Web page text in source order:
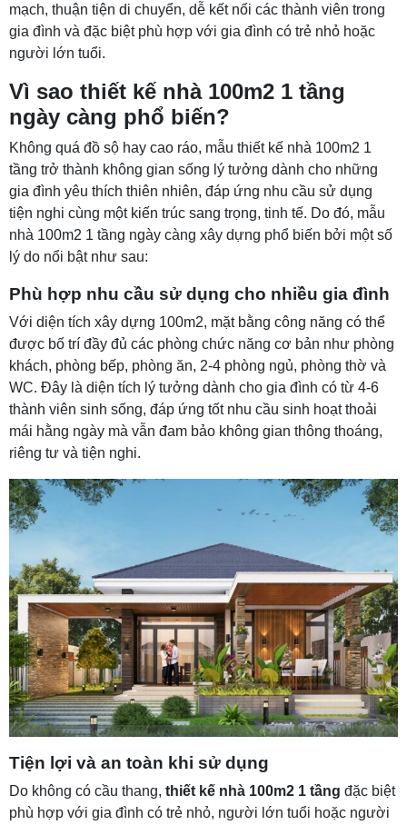
mạch, thuận tiện di chuyển, dễ kết nối các thành viên trong
gia đình và đặc biệt phù hợp với gia đình có trẻ nhỏ hoặc
người lớn tuổi.
Vì sao thiết kế nhà 100m2 1 tầng
ngày càng phổ biến?
Không quá đồ sộ hay cao ráo, mẫu thiết kế nhà 100m2 1
tầng trở thành không gian sống lý tưởng dành cho những
gia đình yêu thích thiên nhiên, đáp ứng nhu cầu sử dụng
tiện nghi cùng một kiến trúc sang trọng, tinh tế. Do đó, mẫu
nhà 100m2 1 tầng ngày càng xây dựng phổ biến bởi một số
lý do nổi bật như sau:
Phù hợp nhu cầu sử dụng cho nhiều gia đình
Với diện tích xây dựng 100m2, mặt bằng công năng có thể
được bố trí đầy đủ các phòng chức năng cơ bản như phòng
khách, phòng bếp, phòng ăn, 2-4 phòng ngủ, phòng thờ và
WC. Đây là diện tích lý tưởng dành cho gia đình có từ 4-6
thành viên sinh sống, đáp ứng tốt nhu cầu sinh hoạt thoải
mái hằng ngày mà vẫn đam bảo không gian thông thoáng,
riêng tư và tiện nghi.
Tiện lợi và an toàn khi sử dụng
Do không có cầu thang, thiết kế nhà 100m2 1 tầng đặc biệt
phù hợp với gia đình có trẻ nhỏ, người lớn tuổi hoặc người